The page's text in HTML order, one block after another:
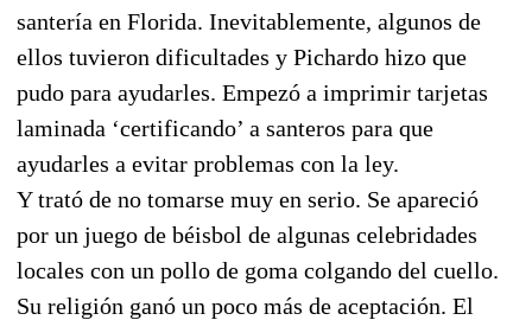
santería en Florida. Inevitablemente, algunos de
ellos tuvieron dificultades y Pichardo hizo que
pudo para ayudarles. Empezó a imprimir tarjetas
laminada ‘certificando’ a santeros para que
ayudarles a evitar problemas con la ley.
Y trató de no tomarse muy en serio. Se apareció
por un juego de béisbol de algunas celebridades
locales con un pollo de goma colgando del cuello.
Su religión ganó un poco más de aceptación. El